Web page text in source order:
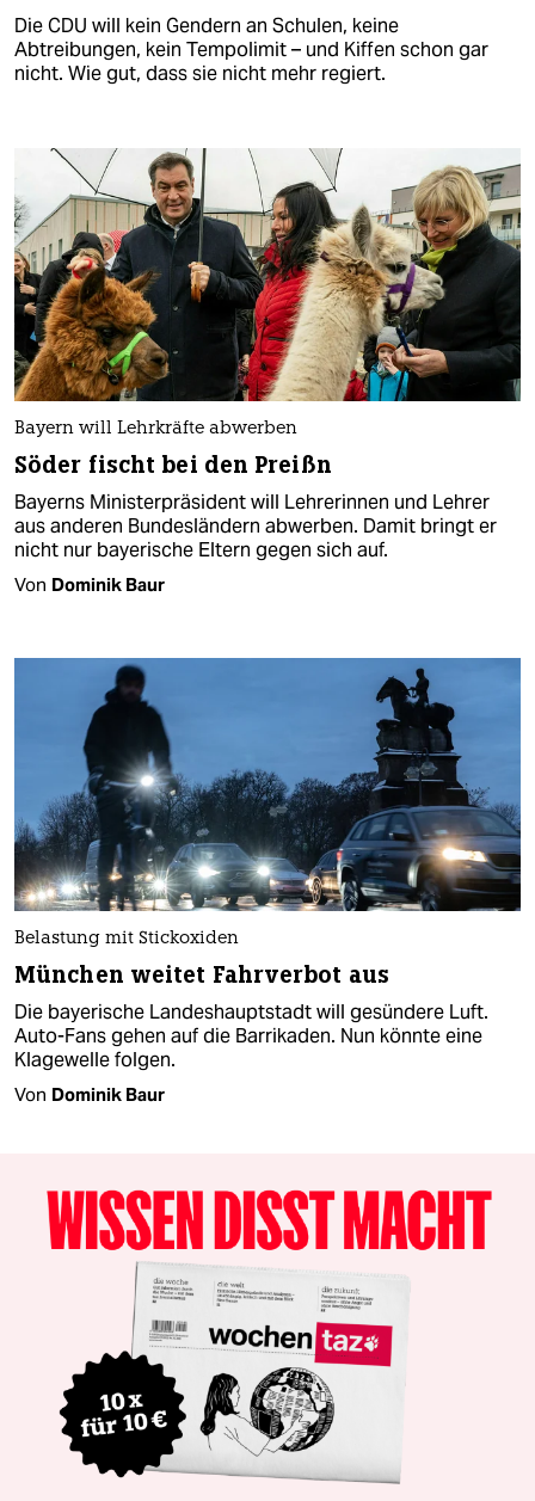
Die CDU will kein Gendern an Schulen, keine
Abtreibungen, kein Tempolimit – und Kiffen schon gar
nicht. Wie gut, dass sie nicht mehr regiert.
Bayern will Lehrkräfte abwerben
Söder fischt bei den Preißn
Bayerns Ministerpräsident will Leh­re­rinnen und Lehrer
aus anderen Bundesländern abwerben. Damit bringt er
nicht nur bayerische Eltern gegen sich auf.
Von Dominik Baur
Belastung mit Stickoxiden
München weitet Fahrverbot aus
Die bayerische Landeshauptstadt will gesündere Luft.
Auto-Fans gehen auf die Barrikaden. Nun könnte eine
Klagewelle folgen.
Von Dominik Baur